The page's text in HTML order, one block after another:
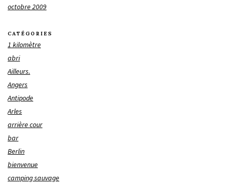
octobre 2009
CATÉGORIES
1 kilomètre
abri
Ailleurs.
Angers
Antipode
Arles
arrière cour
bar
Berlin
bienvenue
camping sauvage